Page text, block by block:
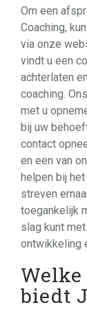
Om een
Coaching,
via onze
vindt u een
achterlaten
coaching.
met u
bij uw
contact
en een van
helpen bij
streven
toegankelijk
slag kunt
ontwikkeling
biedt